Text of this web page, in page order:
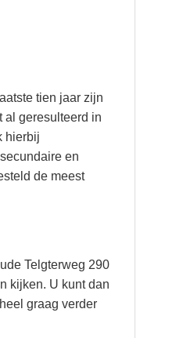
tien jaar zijn
al geresulteerd in
hierbij
en
de meest
Telgterweg 290
kijken. U kunt dan
graag verder